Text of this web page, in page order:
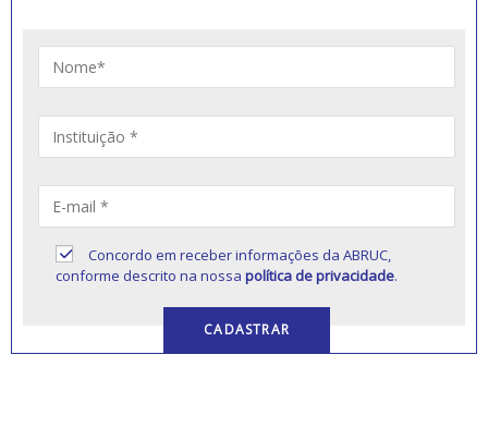
Concordo em receber informações da ABRUC,
conforme descrito na nossapolítica de privacidade.